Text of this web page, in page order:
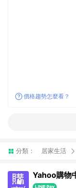
價格趨勢怎麼看？
分類： 居家生活
Yahoo購物